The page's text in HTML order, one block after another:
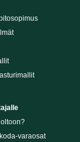
varaosat